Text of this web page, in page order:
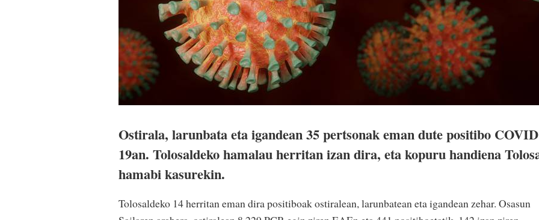
Ostirala, larunbata eta igandean 35 pertsonak eman dute positibo
19an. Tolosaldeko hamalau herritan izan dira, eta kopuru handiena
hamabi kasurekin.
Tolosaldeko 14 herritan eman dira positiboak ostiralean, larunbatean eta igandean zehar. Osasun